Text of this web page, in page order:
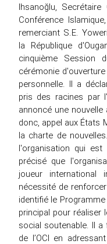
Ihsanoğlu,
Conférence
remerciant S.E.
la République
cinquième Session
cérémonie
personnelle. Il a
pris des racines par
annoncé une nouvelle
donc, appel aux États
la charte de
l'organisation qui
précisé que
joueur international
nécessité de
identifié le
principal pour réaliser
social soutenable. Il
de l’OCI en